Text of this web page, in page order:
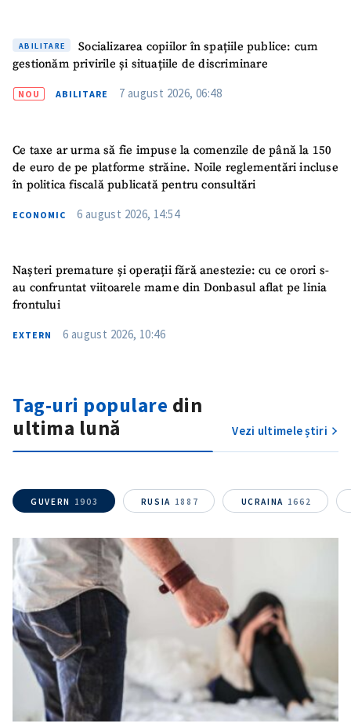
Trimite o informație
in English на русском
ABILITARE
Socializarea copiilor în spațiile publice: cum
gestionăm privirile și situațiile de discriminare
NOU ABILITARE 7 august 2026, 06:48
Ce taxe ar urma să fie impuse la comenzile de până la 150
de euro de pe platforme străine. Noile reglementări incluse
în politica fiscală publicată pentru consultări
ECONOMIC 6 august 2026, 14:54
Nașteri premature și operații fără anestezie: cu ce orori s-
au confruntat viitoarele mame din Donbasul aflat pe linia
frontului
EXTERN 6 august 2026, 10:46
Tag-uri populare din
ultima lună
Vezi ultimele știri
GUVERN 1903 RUSIA 1887 UCRAINA 1662